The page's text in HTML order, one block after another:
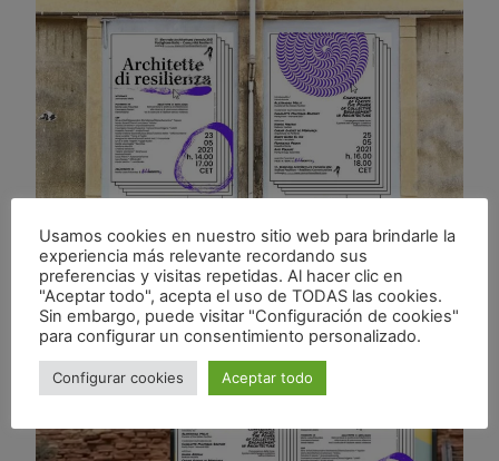
Usamos cookies en nuestro sitio web para brindarle la
experiencia más relevante recordando sus
preferencias y visitas repetidas. Al hacer clic en
"Aceptar todo", acepta el uso de TODAS las cookies.
Sin embargo, puede visitar "Configuración de cookies"
para configurar un consentimiento personalizado.
Configurar cookies Aceptar todo